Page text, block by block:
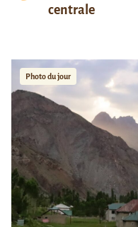
centrale
Photo du jour